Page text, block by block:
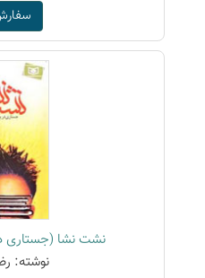
نشت نشا (جستاری
نوشته: